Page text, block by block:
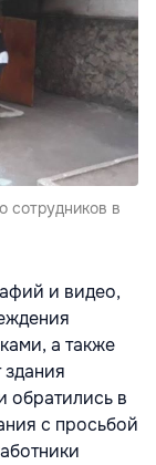
сотрудников в
и видео,
а также
обратились в
с просьбой